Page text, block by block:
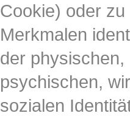
Cookie) oder
Merkmalen
der
psychischen,
sozialen